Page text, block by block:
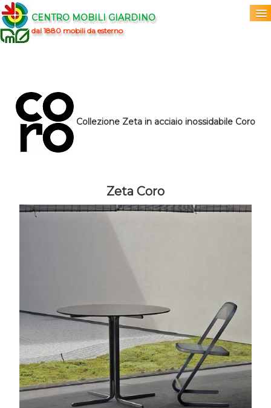
CENTRO MOBILI GIARDINO
dal 1880 mobili da esterno
Marchi ▼
Prodotti▼
0
Collezione Zeta in acciaio inossidabile Coro
Zeta Coro